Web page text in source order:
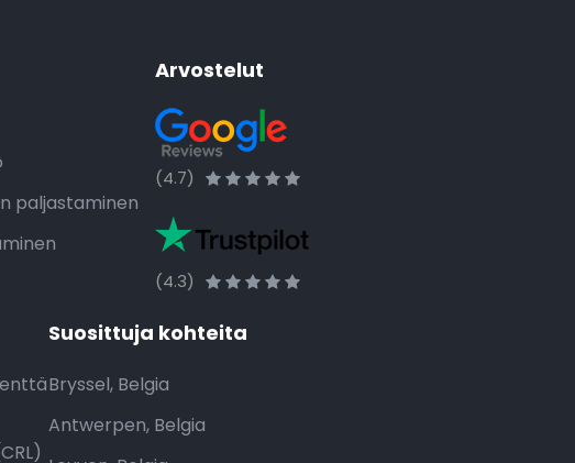
paljastaminen
Arvostelut
(4.7)
(4.3)
Suosittuja kohteita
Bryssel, Belgia
Antwerpen, Belgia